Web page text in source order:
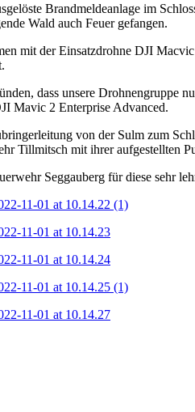
Brandmeldeanlage im
Wald auch Feuer gefangen.
mit der Einsatzdrohne DJI
dass unsere Drohnengruppe
Mavic 2 Enterprise Advanced.
von der Sulm zum
Tillmitsch mit ihrer aufgestellten
Seggauberg für diese sehr